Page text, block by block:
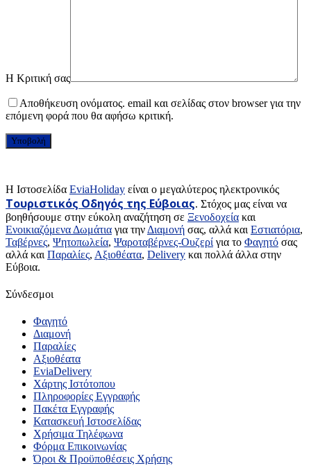
Η Κριτική σας
Αποθήκευση ονόματος. email και σελίδας στον browser για την
επόμενη φορά που θα αφήσω κριτική.
H Ιστοσελίδα EviaHoliday είναι ο μεγαλύτερος ηλεκτρονικός
Τουριστικός Οδηγός της Εύβοιας. Στόχος μας είναι να
βοηθήσουμε στην εύκολη αναζήτηση σε Ξενοδοχεία και
Ενοικιαζόμενα Δωμάτια για την Διαμονή σας, αλλά και Εστιατόρια,
Ταβέρνες, Ψητοπωλεία, Ψαροταβέρνες-Ουζερί για το Φαγητό σας
αλλά και Παραλίες, Αξιοθέατα, Delivery και πολλά άλλα στην
Εύβοια.
Σύνδεσμοι
Φαγητό
Διαμονή
Παραλίες
Αξιοθέατα
EviaDelivery
Χάρτης Ιστότοπου
Πληροφορίες Εγγραφής
Πακέτα Εγγραφής
Κατασκευή Ιστοσελίδας
Χρήσιμα Τηλέφωνα
Φόρμα Επικοινωνίας
Όροι & Προϋποθέσεις Xρήσης